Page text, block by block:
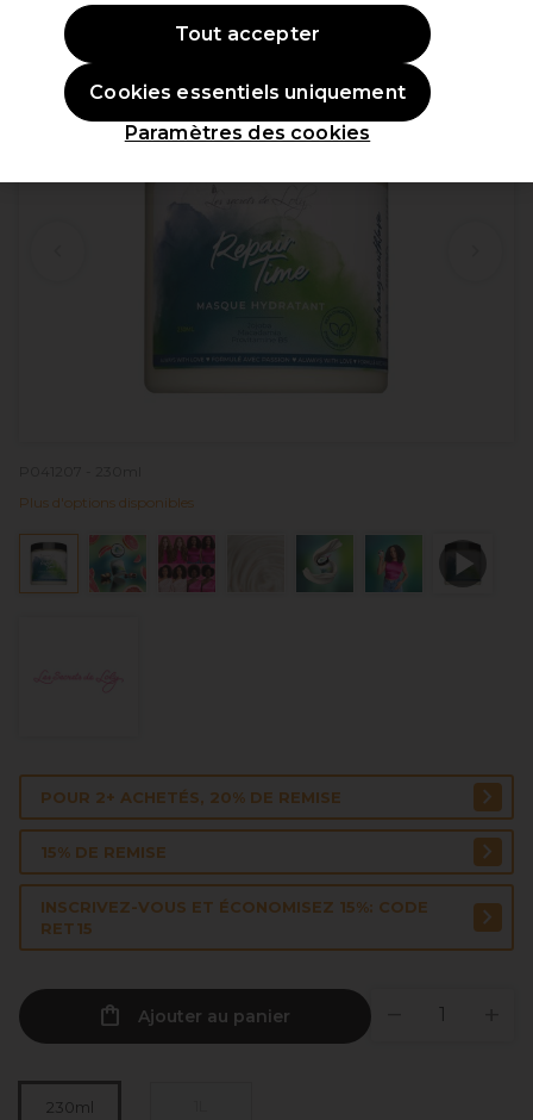
Plus d'options disponibles
POUR 2+ ACHETÉS, 20% DE REMISE
15% DE REMISE
INSCRIVEZ-VOUS ET ÉCONOMISEZ 15%: CODE
RET15
Ajouter au panier
230ml
Paramètres des cookies
Cookies essentiels uniquement
Tout accepter